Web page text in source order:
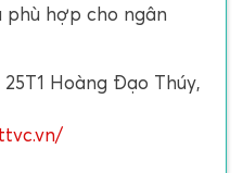
phù hợp cho ngân
Hoàng Đạo Thúy,